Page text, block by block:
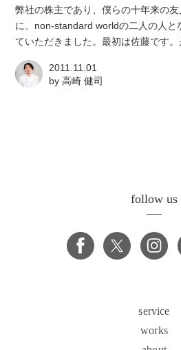
弊社の株主であり、僕らの十年来の
に、non-standard worldの二人の人と
ていただきました。最初は佐藤です。
2011.11.01
by高崎 健司
follow us
service
works